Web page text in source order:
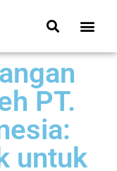
PT.
untuk